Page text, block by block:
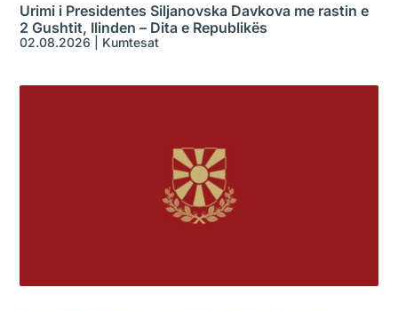
Urimi i Presidentes Siljanovska Davkova me rastin e
2 Gushtit, Ilinden – Dita e Republikës
02.08.2026 Kumtesat